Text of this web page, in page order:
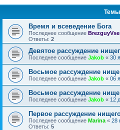
Темы
Время и всеведение Бога
Последнее сообщение
Ответы: 2
Девятое рассуждение
Последнее сообщение Jakob « 30
Восьмое рассуждение
Последнее сообщение Jakob « 06
Восьмое рассуждение
Последнее сообщение Jakob « 12
Первое рассуждение
Последнее сообщение Marina « 28
Ответы: 5